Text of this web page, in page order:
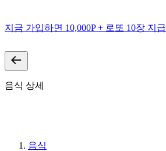
지금 가입하면 10,000P + 로또 10장 지급
음식 상세
음식